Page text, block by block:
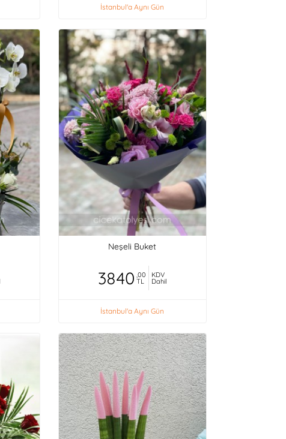
İstanbul'a Aynı Gün
Neşeli Buket
3840 ,00
TL
KDV
Dahil
İstanbul'a Aynı Gün